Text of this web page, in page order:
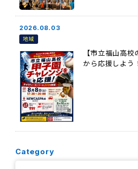
2026.08.03
地域
【市立福山高
から応援しよう
Category